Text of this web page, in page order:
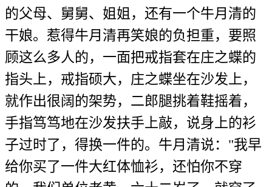
的父母、舅舅、姐姐，还有一个牛月清的
干娘。惹得牛月清再笑娘的负担重，要照
顾这么多人的，一面把戒指套在庄之蝶的
指头上，戒指硕大，庄之蝶坐在沙发上，
就作出很阔的架势，二郎腿挑着鞋摇着，
手指笃笃地在沙发扶手上敲，说身上的衫
子过时了，得换一件的。牛月清说："我早
给你买了一件大红体恤衫，还怕你不穿